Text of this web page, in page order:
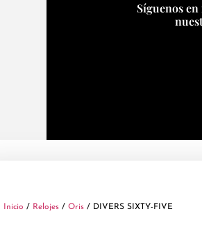
Síguenos
Inicio / Relojes / Oris / DIVERS SIXTY-FIVE